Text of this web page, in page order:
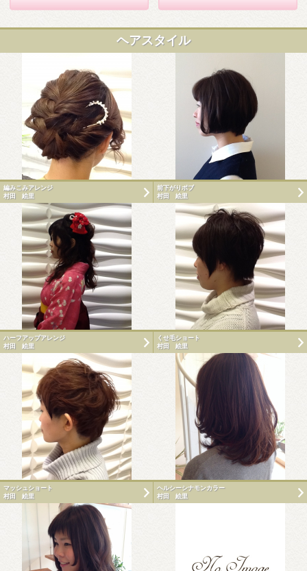
ヘアスタイル
編みこみアレンジ
村田 絵里
前下がりボブ
村田 絵里
ハーフアップアレンジ
村田 絵里
くせ毛ショート
村田 絵里
マッシュショート
村田 絵里
ヘルシーシナモンカラー
村田 絵里